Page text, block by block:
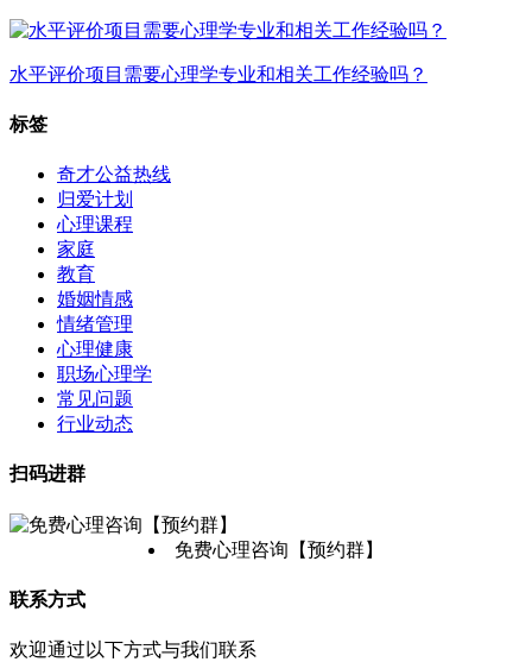
水平评价项目需要心理学专业和相关工作经验吗？
标签
奇才公益热线
归爱计划
心理课程
家庭
教育
婚姻情感
情绪管理
心理健康
职场心理学
常见问题
行业动态
扫码进群
免费心理咨询【预约群】
联系方式
欢迎通过以下方式与我们联系